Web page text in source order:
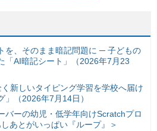
を、そのまま暗記問題に ─ 子どもの
「AI暗記シート」（2026年7月23
新しいタイピング学習を学校へ届け
」（2026年7月14日）
バーの幼児・低学年向けScratchプロ
あとがいっぱい『ループ』＞